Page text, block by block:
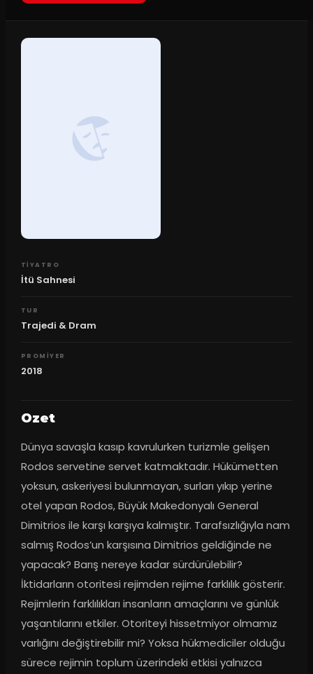
TIYATRO
İtü Sahnesi
TUR
Trajedi & Dram
PROMIYER
2018
Ozet
Dünya savaşla kasıp kavrulurken turizmle gelişen
Rodos servetine servet katmaktadır. Hükümetten
yoksun, askeriyesi bulunmayan, surları yıkıp yerine
otel yapan Rodos, Büyük Makedonyalı General
Dimitrios ile karşı karşıya kalmıştır. Tarafsızlığıyla nam
salmış Rodos’un karşısına Dimitrios geldiğinde ne
yapacak? Barış nereye kadar sürdürülebilir?
İktidarların otoritesi rejimden rejime farklılık gösterir.
Rejimlerin farklılıkları insanların amaçlarını ve günlük
yaşantılarını etkiler. Otoriteyi hissetmiyor olmamız
varlığını değiştirebilir mi? Yoksa hükmediciler olduğu
sürece rejimin toplum üzerindeki etkisi yalnızca